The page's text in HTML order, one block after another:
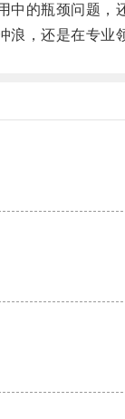
的瓶颈问题，
，还是在专业领